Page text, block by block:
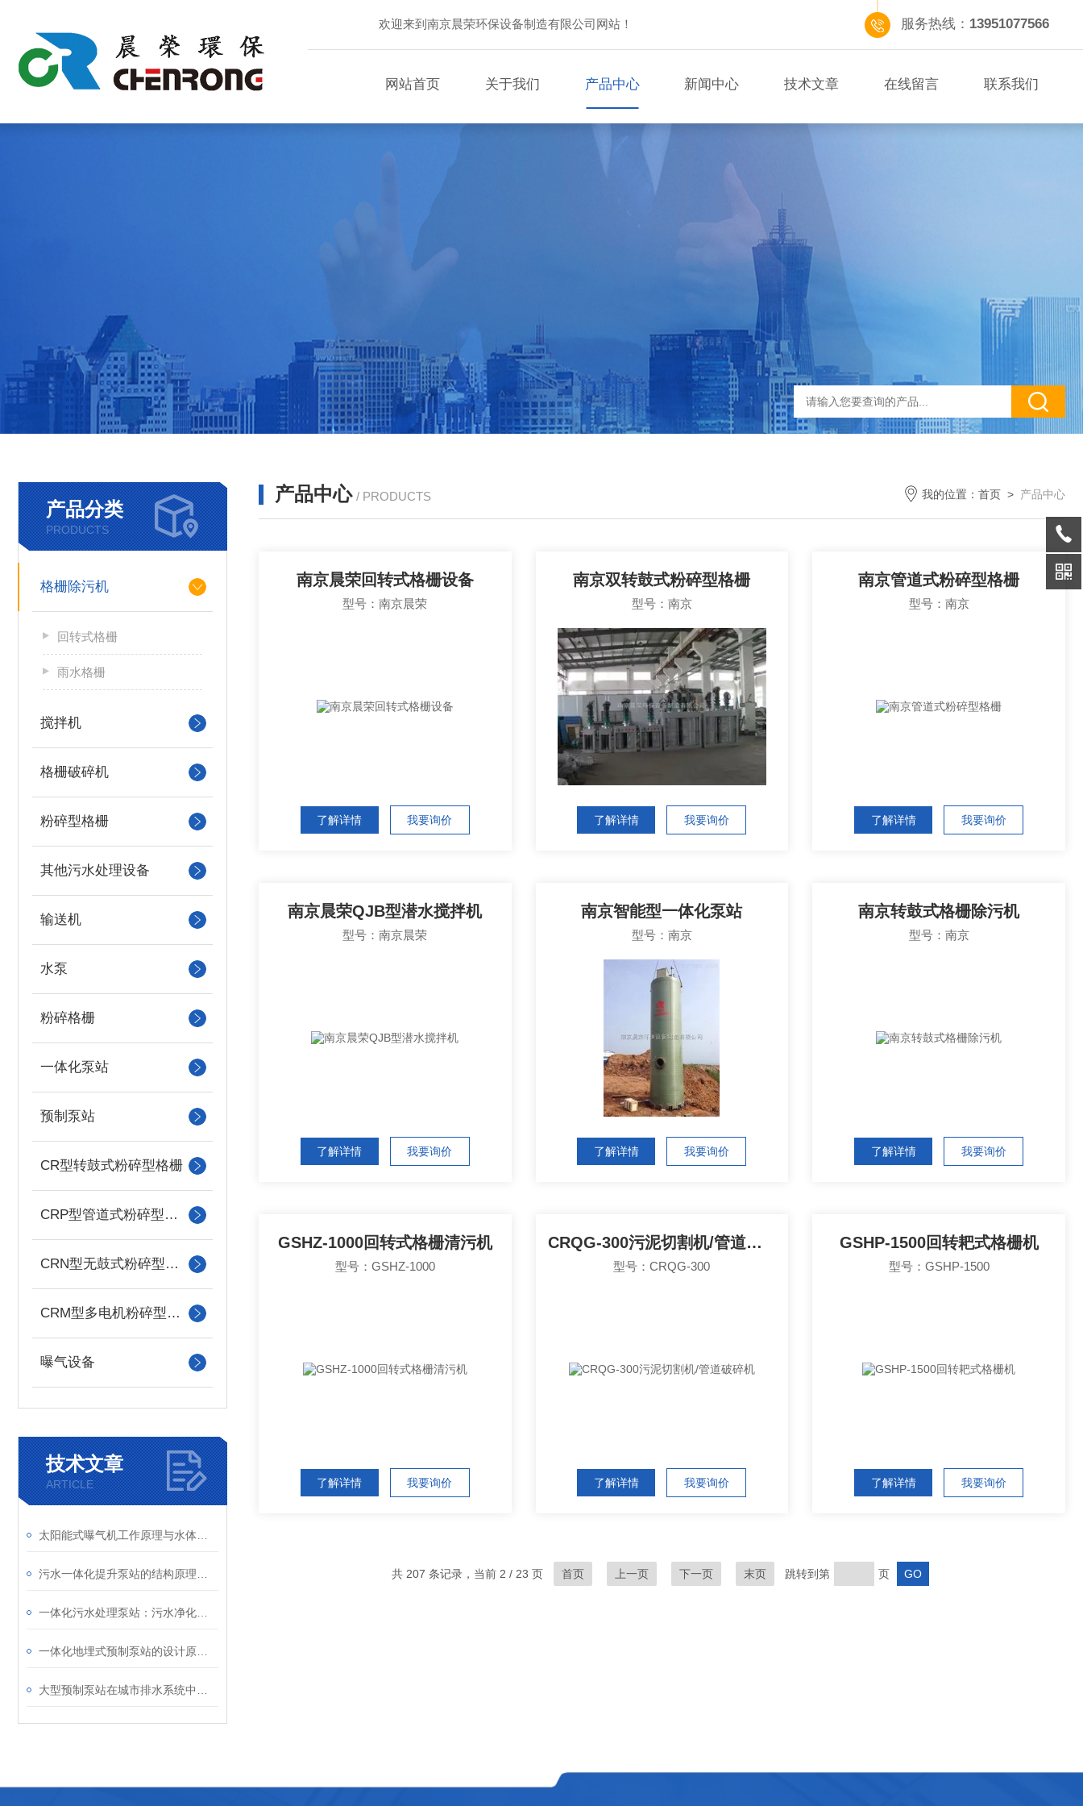
欢迎来到南京晨荣环保设备制造有限公司网站！ 服务热线： 13951077566
网站首页 关于我们 产品中心 新闻中心 技术文章 在线留言 联系我们
产品分类
PRODUCTS
格栅除污机
回转式格栅
雨水格栅
搅拌机
格栅破碎机
粉碎型格栅
其他污水处理设备
输送机
水泵
粉碎格栅
一体化泵站
预制泵站
CR型转鼓式粉碎型格栅
CRP型管道式粉碎型格栅
CRN型无鼓式粉碎型格栅
CRM型多电机粉碎型格栅
曝气设备
技术文章
ARTICLE
产品中心 / PRODUCTS 我的位置： 首页 > 产品中心
南京晨荣回转式格栅设备
型号：南京晨荣
了解详情 我要询价
南京双转鼓式粉碎型格栅
型号：南京
了解详情 我要询价
南京管道式粉碎型格栅
型号：南京
了解详情 我要询价
南京晨荣QJB型潜水搅拌机
型号：南京晨荣
了解详情 我要询价
南京智能型一体化泵站
型号：南京
了解详情 我要询价
南京转鼓式格栅除污机
型号：南京
了解详情 我要询价
GSHZ-1000回转式格栅清污机
型号：GSHZ-1000
了解详情 我要询价
CRQG-300污泥切割机/管道破碎机
型号：CRQG-300
了解详情 我要询价
GSHP-1500回转耙式格栅机
型号：GSHP-1500
了解详情 我要询价
共 207 条记录，当前 2 / 23 页 首页 上一页 下一页 末页 跳转到第 页